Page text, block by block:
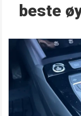
beste